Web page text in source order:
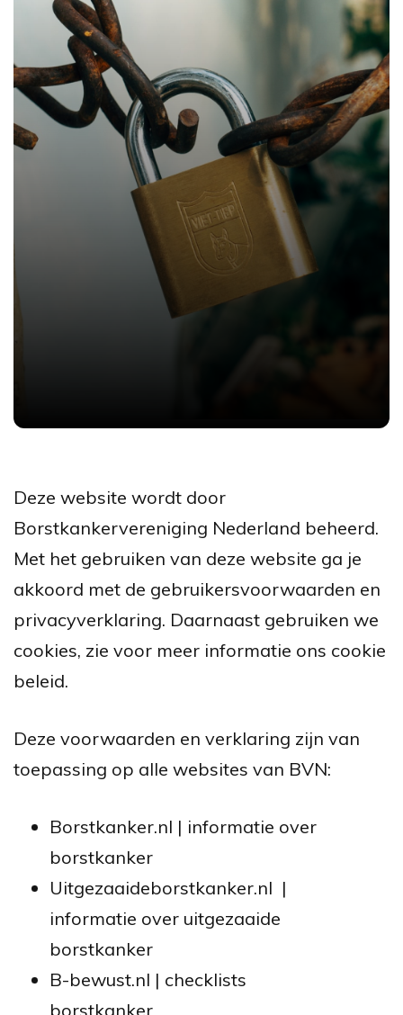
Deze website wordt door
Borstkankervereniging Nederland beheerd.
Met het gebruiken van deze website ga je
akkoord met de gebruikersvoorwaarden en
privacyverklaring. Daarnaast gebruiken we
cookies, zie voor meer informatie ons cookie
beleid.
Deze voorwaarden en verklaring zijn van
toepassing op alle websites van BVN:
Borstkanker.nl | informatie over
borstkanker
Uitgezaaideborstkanker.nl |
informatie over uitgezaaide
borstkanker
B-bewust.nl | checklists
borstkanker